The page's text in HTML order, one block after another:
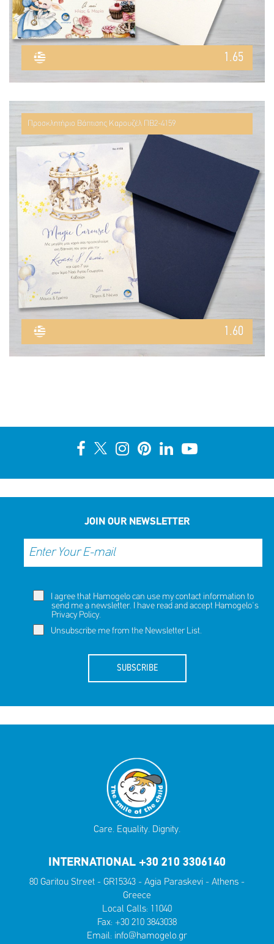
1.65
Προσκλητήριο Βάπτισης Καρουζέλ ΠΒ2-4159
1.60
JOIN OUR NEWSLETTER
I agree that Hamogelo can use my contact information to
send me a newsletter. I have read and accept Hamogelo's
Privacy Policy.
Unsubscribe me from the Newsletter List.
SUBSCRIBE
Care. Equality. Dignity.
INTERNATIONAL +30 210 3306140
80 Garitou Street - GR15343 - Agia Paraskevi - Athens -
Greece
Local Calls: 11040
Fax: +30 210 3843038
Email: info@hamogelo.gr